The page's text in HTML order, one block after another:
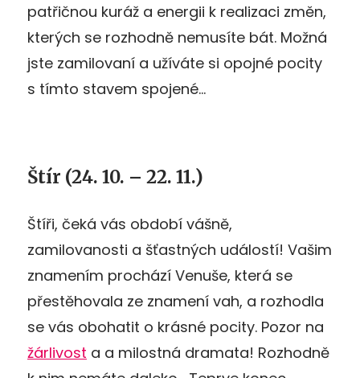
patřičnou kuráž a energii k realizaci změn,
kterých se rozhodně nemusíte bát. Možná
jste zamilovaní a užíváte si opojné pocity
s tímto stavem spojené…
Štír (24. 10. – 22. 11.)
Štíři, čeká vás období vášně,
zamilovanosti a šťastných událostí! Vašim
znamením prochází Venuše, která se
přestěhovala ze znamení vah, a rozhodla
se vás obohatit o krásné pocity. Pozor na
žárlivost a a milostná dramata! Rozhodně